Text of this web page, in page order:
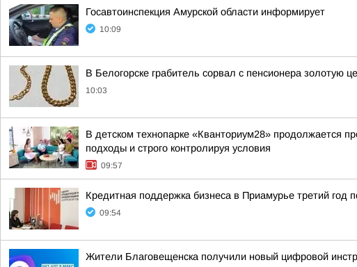
Госавтоинспекция Амурской области информирует
10:09
В Белогорске грабитель сорвал с пенсионера золотую
10:03
В детском технопарке «Кванториум28» продолжается
подходы и строго контролируя условия
09:57
Кредитная поддержка бизнеса в Приамурье третий
09:54
Жители Благовещенска получили новый цифровой